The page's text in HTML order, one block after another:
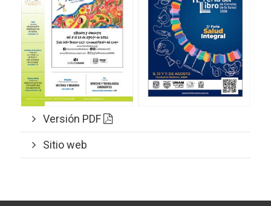
Versión PDF
Sitio web